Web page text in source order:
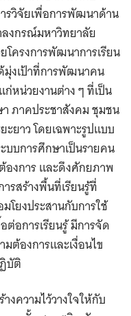
วิจัยเพื่อการพัฒนาด้าน
งกรณ์มหาวิทยาลัย
โครงการพัฒนาการเรียน
มุ่งเป้าที่การพัฒนาคน
หน่วยงานต่าง ๆ ที่เป็น
ภาคประชาสังคม ชุมชน
ะยาว โดยเฉพาะรูปแบบ
บบการศึกษาเป็นรายคน
องการ และดึงศักยภาพ
รสร้างพื้นที่เรียนรู้ที่
โยงประสานกับการใช้
อการเรียนรู้ มีการจัด
ต้องการและเงื่อนไข
บัติ
งความไว้วางใจให้กับ